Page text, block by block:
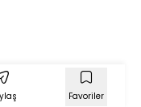
Favoriler